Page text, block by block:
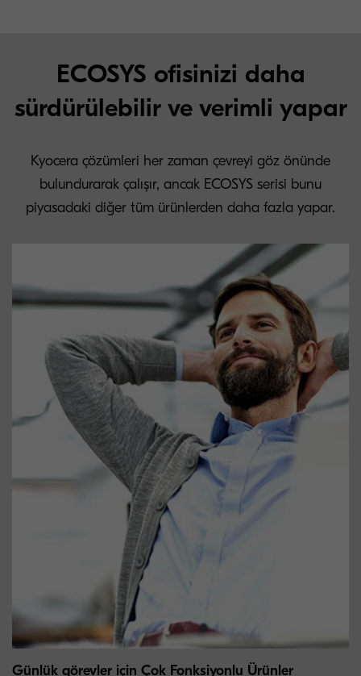
ECOSYS ofisinizi daha
sürdürülebilir ve verimli yapar
Kyocera çözümleri her zaman çevreyi göz önünde
bulundurarak çalışır, ancak ECOSYS serisi bunu
piyasadaki diğer tüm ürünlerden daha fazla yapar.
Günlük görevler için Çok Fonksiyonlu Ürünler